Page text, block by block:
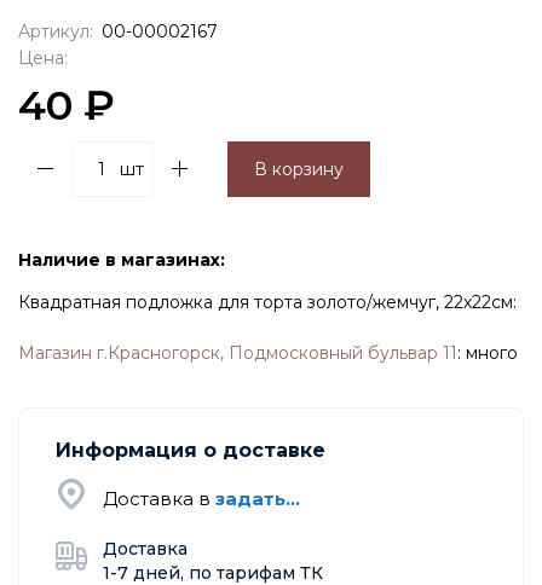
Артикул: 00-00002167
Цена:
40 ₽
шт В корзину
Наличие в магазинах:
Квадратная подложка для торта золото/жемчуг, 22х22см:
Магазин г.Красногорск, Подмосковный бульвар 11: много
Информация о доставке
Доставка в задать...
Доставка
1-7 дней, по тарифам ТК